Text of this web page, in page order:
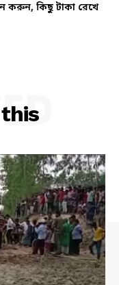
করুন, কিছু টাকা রেখে